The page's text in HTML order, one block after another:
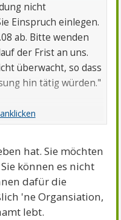
nicht
Einspruch einlegen.
ab. Bitte wenden
der Frist an uns.
überwacht, so dass
hin tätig würden."
denke aber, dass
abwarten was
an den VdK
hat. Sie möchten
können es nicht
dafür die
'ne Organsiation,
lebt.